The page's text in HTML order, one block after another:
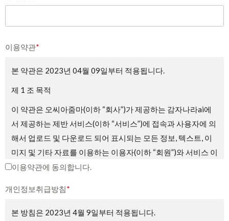
이용약관*
본 약관은 2023년 04월 09일부터 적용됩니다.
제 1 조 목적
이 약관은 오씨아줌마(이하 “회사”)가 제공하는 감자나라ai에
서 제공하는 제반 서비스(이하 “서비스”)에 접속과 사용자에 의
해서 업로드 및 다운로드 되어 표시되는 모든 정보, 텍스트, 이
미지 및 기타 자료를 이용하는 이용자(이하 “회원”)와 서비스 이
용에 관한 권리 및 의무와 책임사항, 기타 필요한 사항을 규정
이용약관에 동의합니다.
개인정보취급방침*
본 방침은 2023년 4월 9일부터 적용됩니다.